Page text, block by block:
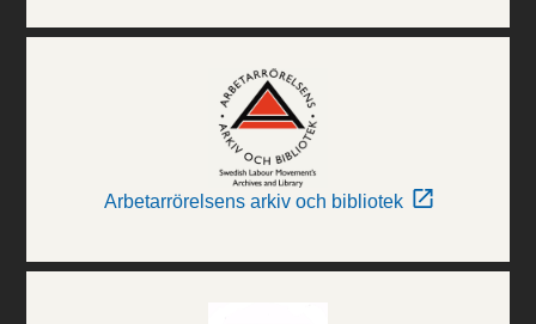
Arbetarrörelsens arkiv och bibliotek